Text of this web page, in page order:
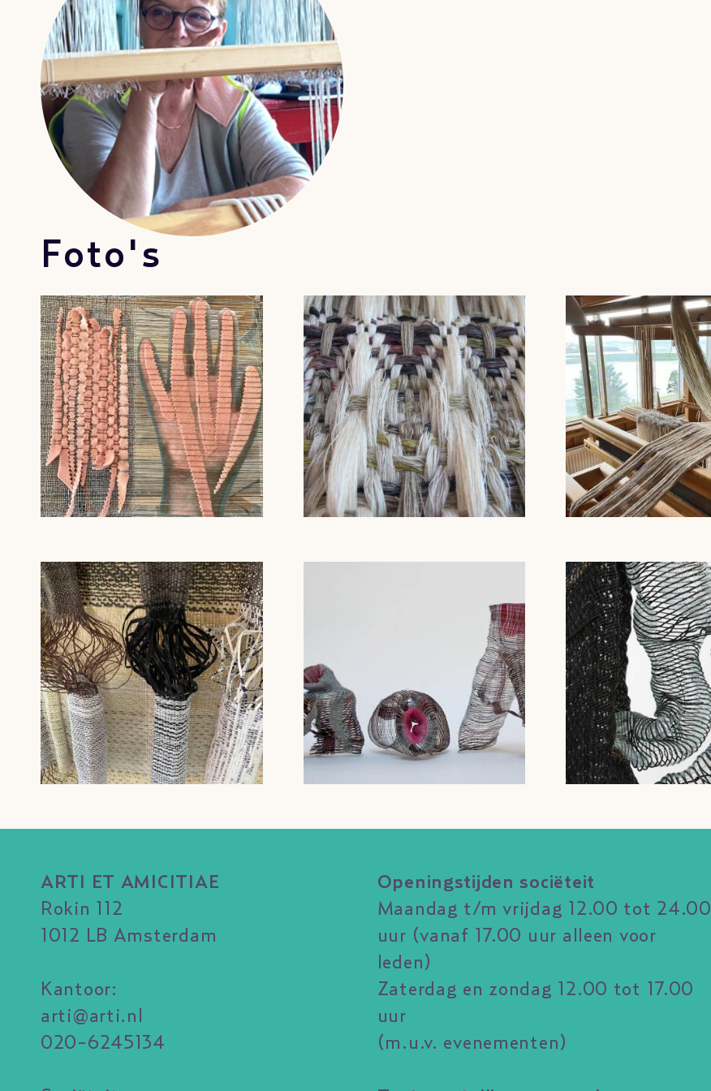
Foto's
ARTI ET AMICITIAE
Rokin 112
1012 LB Amsterdam
Kantoor:
arti@arti.nl
020-6245134
Openingstijden sociëteit
Maandag t/m vrijdag 12.00 tot 24.00
uur (vanaf 17.00 uur alleen voor
leden)
Zaterdag en zondag 12.00 tot 17.00
uur
(m.u.v. evenementen)